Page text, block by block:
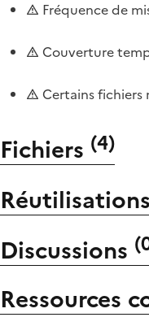
Fréquence de
Couverture
Certains fichiers
Fichiers (4)
Discussions (
Ressources